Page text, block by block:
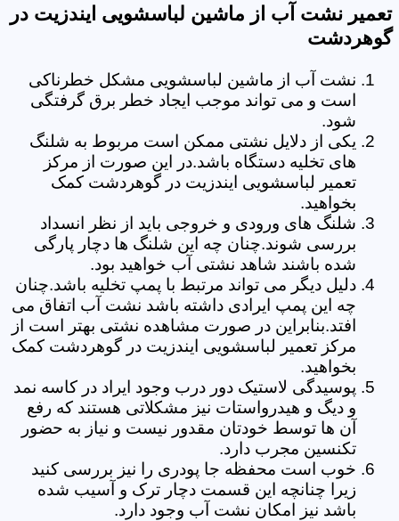
تعمیر نشت آب از ماشین لباسشویی ایندزیت در
گوهردشت
نشت آب از ماشین لباسشویی مشکل خطرناکی
است و می تواند موجب ایجاد خطر برق گرفتگی
شود.
یکی از دلایل نشتی ممکن است مربوط به شلنگ
های تخلیه دستگاه باشد.در این صورت از مرکز
تعمیر لباسشویی ایندزیت در گوهردشت کمک
بخواهید.
شلنگ های ورودی و خروجی باید از نظر انسداد
بررسی شوند.چنان چه این شلنگ ها دچار پارگی
شده باشند شاهد نشتی آب خواهید بود.
دلیل دیگر می تواند مرتبط با پمپ تخلیه باشد.چنان
چه این پمپ ایرادی داشته باشد نشت آب اتفاق می
افتد.بنابراین در صورت مشاهده نشتی بهتر است از
مرکز تعمیر لباسشویی ایندزیت در گوهردشت کمک
بخواهید.
پوسیدگی لاستیک دور درب وجود ایراد در کاسه نمد
و دیگ و هیدرواستات نیز مشکلاتی هستند که رفع
آن ها توسط خودتان مقدور نیست و نیاز به حضور
تکنسین مجرب دارد.
خوب است محفظه جا پودری را نیز بررسی کنید
زیرا چنانچه این قسمت دچار ترک و آسیب شده
باشد نیز امکان نشت آب وجود دارد.